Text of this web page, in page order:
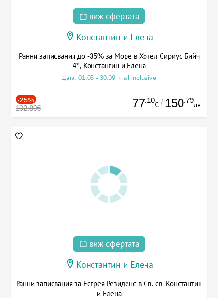
виж офертата
Константин и Елена
Ранни записвания до -35% за Море в Хотел Сириус Бийч
4*, Константин и Елена
Дата: 01.05 - 30.09 + all inclusive
-25%
102.80€ 77.10
€ / 150.79
лв.
виж офертата
Константин и Елена
Ранни записвания за Естрея Резиденс в Св. св. Константин
и Елена